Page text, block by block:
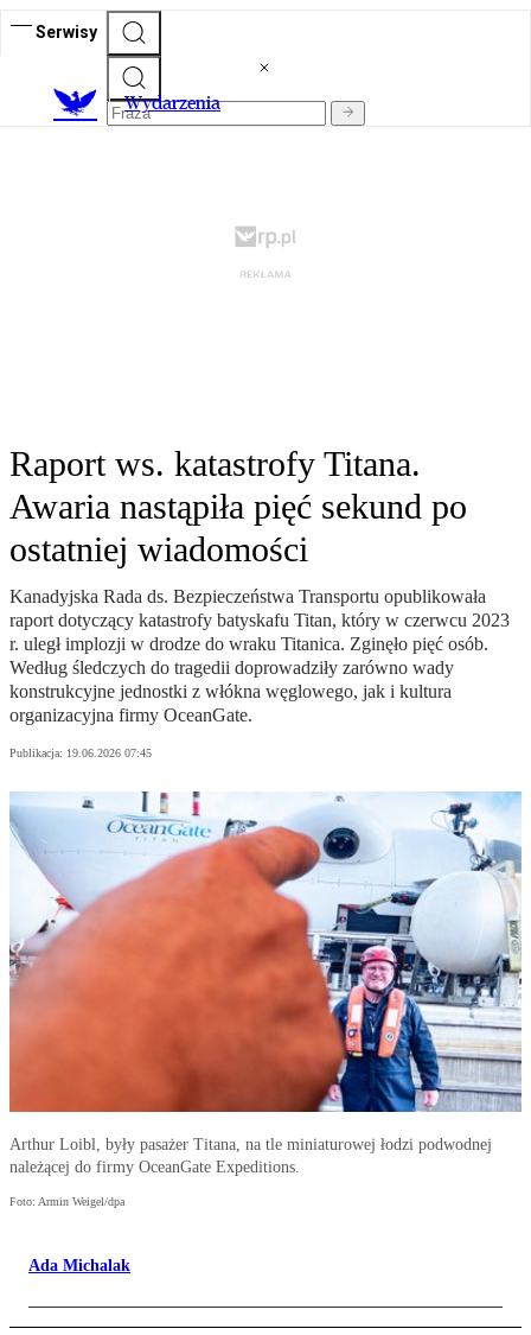
Serwisy
Wydarzenia
Raport ws. katastrofy Titana.
Awaria nastąpiła pięć sekund po
ostatniej wiadomości
Kanadyjska Rada ds. Bezpieczeństwa Transportu opublikowała
raport dotyczący katastrofy batyskafu Titan, który w czerwcu 2023
r. uległ implozji w drodze do wraku Titanica. Zginęło pięć osób.
Według śledczych do tragedii doprowadziły zarówno wady
konstrukcyjne jednostki z włókna węglowego, jak i kultura
organizacyjna firmy OceanGate.
Publikacja: 19.06.2026 07:45
Arthur Loibl, były pasażer Titana, na tle miniaturowej łodzi podwodnej
należącej do firmy OceanGate Expeditions.
Foto: Armin Weigel/dpa
Ada Michalak